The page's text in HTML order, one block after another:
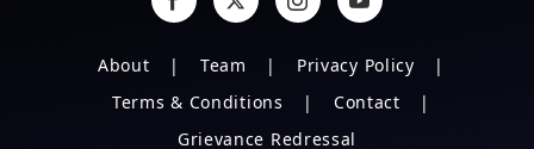
About Team
Privacy Policy
Terms & Conditions
Contact
Grievance Redressal